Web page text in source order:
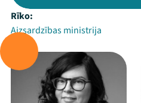
Rīko:
Aizsardzības ministrija